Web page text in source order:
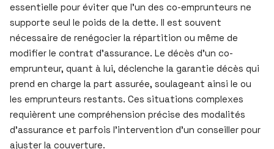
essentielle pour éviter que l’un des co-emprunteurs ne
supporte seul le poids de la dette. Il est souvent
nécessaire de renégocier la répartition ou même de
modifier le contrat d’assurance. Le décès d’un co-
emprunteur, quant à lui, déclenche la garantie décès qui
prend en charge la part assurée, soulageant ainsi le ou
les emprunteurs restants. Ces situations complexes
requièrent une compréhension précise des modalités
d’assurance et parfois l’intervention d’un conseiller pour
ajuster la couverture.